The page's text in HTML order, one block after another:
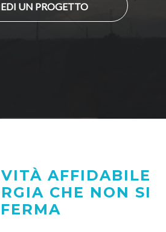
UN PROGETTO
AFFIDABILE
CHE NON SI
FERMA